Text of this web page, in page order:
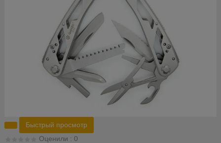
Быстрый просмотр
Оценили : 0